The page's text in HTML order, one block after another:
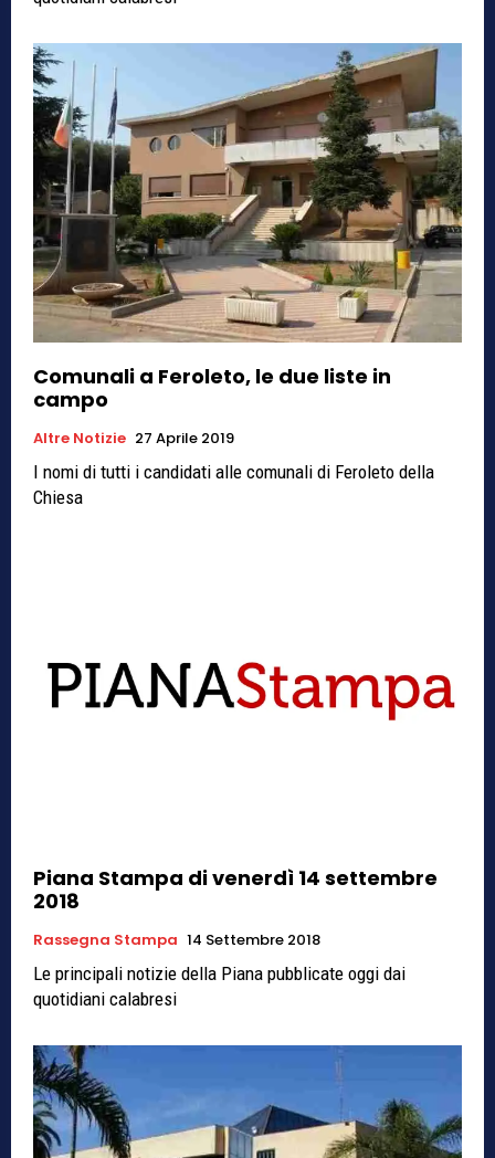
Comunali a Feroleto, le due liste in
campo
Altre Notizie 27 Aprile 2019
I nomi di tutti i candidati alle comunali di Feroleto della
Chiesa
Piana Stampa di venerdì 14 settembre
2018
Rassegna Stampa 14 Settembre 2018
Le principali notizie della Piana pubblicate oggi dai
quotidiani calabresi